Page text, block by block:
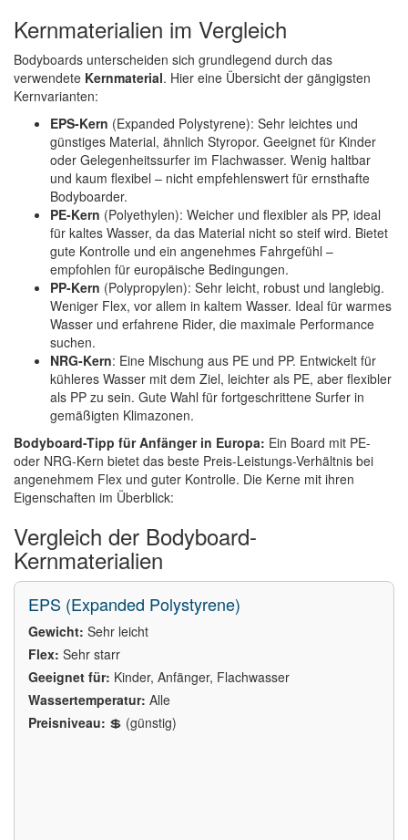
Kernmaterialien im Vergleich
Bodyboards unterscheiden sich grundlegend durch das
verwendete Kernmaterial. Hier eine Übersicht der gängigsten
Kernvarianten:
EPS-Kern (Expanded Polystyrene): Sehr leichtes und
günstiges Material, ähnlich Styropor. Geeignet für Kinder
oder Gelegenheitssurfer im Flachwasser. Wenig haltbar
und kaum flexibel – nicht empfehlenswert für ernsthafte
Bodyboarder.
PE-Kern (Polyethylen): Weicher und flexibler als PP, ideal
für kaltes Wasser, da das Material nicht so steif wird. Bietet
gute Kontrolle und ein angenehmes Fahrgefühl –
empfohlen für europäische Bedingungen.
PP-Kern (Polypropylen): Sehr leicht, robust und langlebig.
Weniger Flex, vor allem in kaltem Wasser. Ideal für warmes
Wasser und erfahrene Rider, die maximale Performance
suchen.
NRG-Kern: Eine Mischung aus PE und PP. Entwickelt für
kühleres Wasser mit dem Ziel, leichter als PE, aber flexibler
als PP zu sein. Gute Wahl für fortgeschrittene Surfer in
gemäßigten Klimazonen.
Bodyboard-Tipp für Anfänger in Europa: Ein Board mit PE-
oder NRG-Kern bietet das beste Preis-Leistungs-Verhältnis bei
angenehmem Flex und guter Kontrolle. Die Kerne mit ihren
Eigenschaften im Überblick:
Vergleich der Bodyboard-
Kernmaterialien
EPS (Expanded Polystyrene)
Gewicht: Sehr leicht
Flex: Sehr starr
Geeignet für: Kinder, Anfänger, Flachwasser
Wassertemperatur: Alle
Preisniveau: 💲 (günstig)